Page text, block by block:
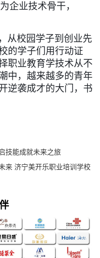
企业技术骨干，
从校园学子到创业先
的学子们用行动证
职业教育学技术从不
中，越来越多的青年
逆袭成才的大门，书
技能成就未来之旅​
来 济宁美开乐职业培训学校